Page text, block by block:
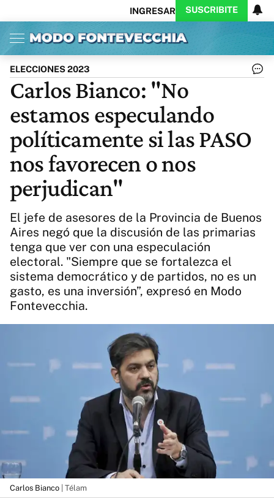
INGRESAR SUSCRIBITE
Inicio Ahora
Opinión
Política
Ciencia
Cultura
Arte
Educación
Deportes
CARAS
Exitoina
Turismo
Videos
Córdoba
Reperfilar
Business
Noticias
Caras
Gaming
Diario del Juicio
Actualidad
ELECCIONES 2023
Carlos Bianco: "No
estamos especulando
políticamente si las PASO
nos favorecen o nos
perjudican"
El jefe de asesores de la Provincia de Buenos
Aires negó que la discusión de las primarias
tenga que ver con una especulación
electoral. "Siempre que se fortalezca el
sistema democrático y de partidos, no es un
gasto, es una inversión”, expresó en Modo
Fontevecchia.
Carlos Bianco | Télam